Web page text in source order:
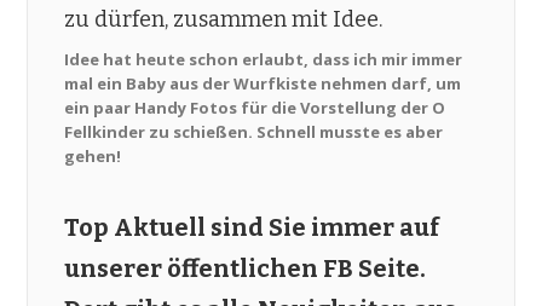
zu dürfen, zusammen mit Idee.
Idee hat heute schon erlaubt, dass ich mir immer
mal ein Baby aus der Wurfkiste nehmen darf, um
ein paar Handy Fotos für die Vorstellung der O
Fellkinder zu schießen. Schnell musste es aber
gehen!
Top Aktuell sind Sie immer auf
unserer öffentlichen FB Seite.